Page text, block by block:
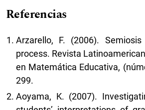
Referencias
Arzarello, F. (2006).
process. Revista
en Matemática Educativa,
299.
Aoyama, K. (2007).